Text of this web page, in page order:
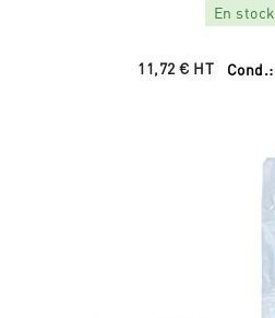
En stock
11,72 € HT Cond.: